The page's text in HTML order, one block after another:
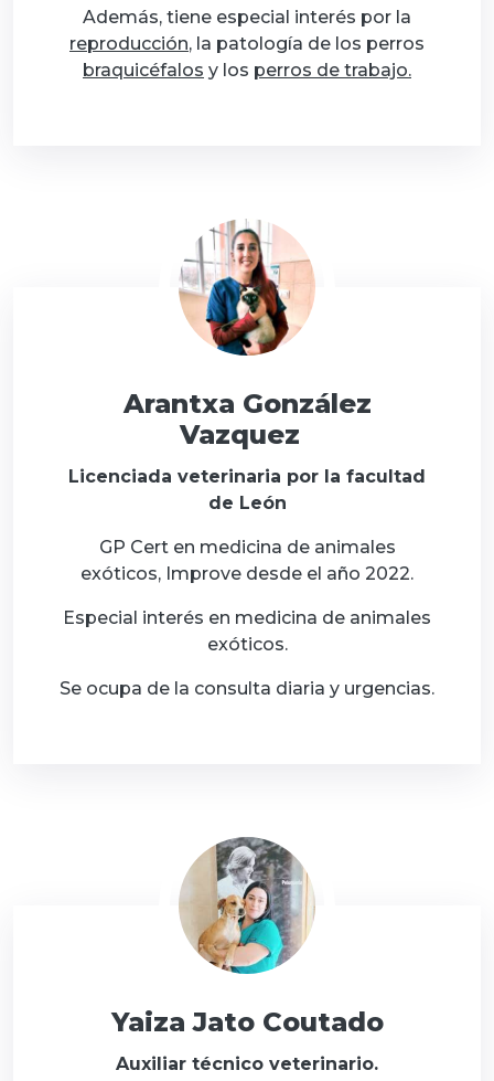
Además, tiene especial interés por la
reproducción, la patología de los perros
braquicéfalos y los perros de trabajo.
Arantxa González
Vazquez
Licenciada veterinaria por la facultad
de León
GP Cert en medicina de animales
exóticos, Improve desde el año 2022.
Especial interés en medicina de animales
exóticos.
Se ocupa de la consulta diaria y urgencias.
Yaiza Jato Coutado
Auxiliar técnico veterinario.